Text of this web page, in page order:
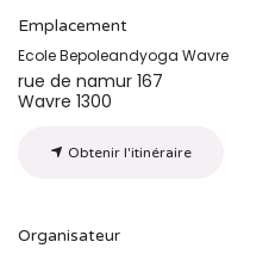
Emplacement
Ecole Bepoleandyoga Wavre
rue de namur 167
Wavre 1300
Obtenir l'itinéraire
Organisateur